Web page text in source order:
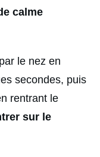
calme
le nez en
secondes, puis
rentrant le
sur le